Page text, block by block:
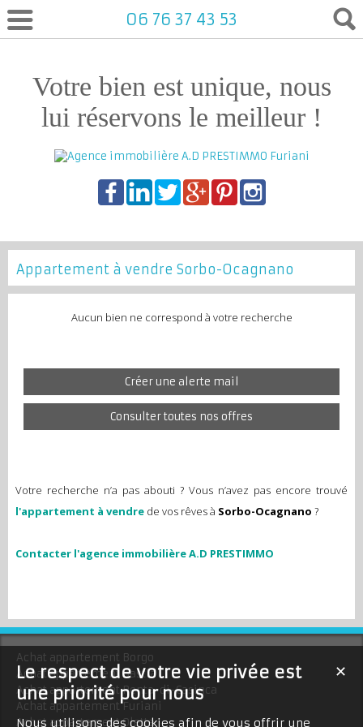
Votre bien est unique, nous
lui réservons le meilleur !
06 76 37 43 53
Appartement à vendre Sorbo-Ocagnano
Aucun bien ne correspond à votre recherche
Créer une alerte mail
Consulter toutes nos offres
Votre recherche n’a pas abouti ? Vous n’avez pas encore trouvé
l'appartement à vendre de vos rêves à Sorbo-Ocagnano ?
Contacter l'agence immobilière A.D PRESTIMMO
Achat appartement Borgo
Achat appartement Bastia
Achat appartement Penta-di-Casinca
Achat appartement Furiani
Achat appartement Oletta
✕
Le respect de votre vie privée est
une priorité pour nous
Nous utilisons des cookies afin de vous offrir une